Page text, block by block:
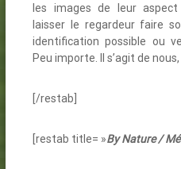
les images de leur
laisser le regardeur faire
identification possible ou
Peu importe. Il s’agit de
[/restab]
[restab title= »By Nature /